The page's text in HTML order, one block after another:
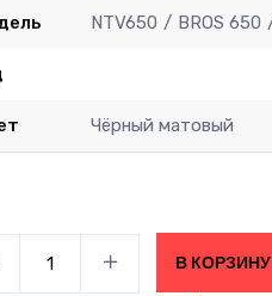
NTV650 BROS 650
Чёрный матовый
В КОРЗИНУ